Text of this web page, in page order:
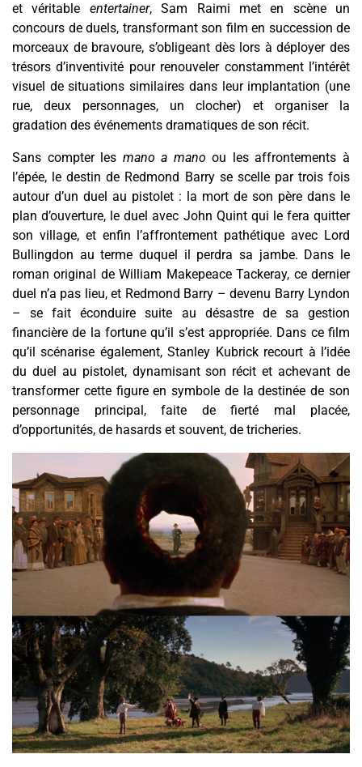
et véritable entertainer,Sam Raimi
met en scène un
concours de duels, transformant son film en succession de
morceaux de bravoure, s’obligeant dès lors à déployer des
trésors d’inventivité pour renouveler constamment l’intérêt
visuel de situations similaires dans leur implantation (une
rue, deux personnages, un clocher) et organiser la
gradation des événements dramatiques de son récit.
Sans compter les mano a mano ou les affrontements à
l’épée, le destin de Redmond Barry se scelle par trois fois
autour d’un duel au pistolet : la mort de son père dans le
plan d’ouverture, le duel avec John Quint qui le fera quitter
son village, et enfin l’affrontement pathétique avec Lord
Bullingdon au terme duquel il perdra sa jambe. Dans le
roman original de William Makepeace Tackeray, ce dernier
duel n’a pas lieu, et Redmond Barry – devenu Barry Lyndon
– se fait éconduire suite au désastre de sa gestion
financière de la fortunequ’il s’est appropriée. Dans ce film
qu’il scénarise également,Stanley Kubrick recourt à l’idée
du duel au pistolet, dynamisant son récit et achevant de
transformer cette figure ensymbole de la destinée de son
personnage principal, faite de fierté mal placée,
d’opportunités, de hasards et souvent, de tricheries.